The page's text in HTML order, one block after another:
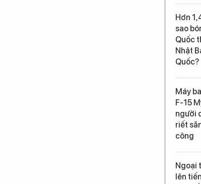
Hơn
sao
Quốc
Nhật
Quốc?
Máy
F-15
người
riết
công
Ngoại
lên